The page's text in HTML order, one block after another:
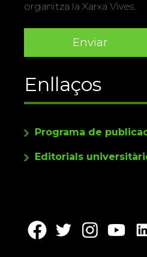
organitza la Xarxa Vives.
Enllaços
Programa de
Editorials